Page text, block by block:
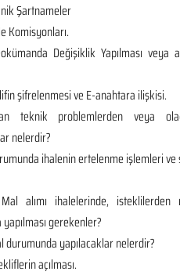
Şartnameler
Komisyonları.
Değişiklik Yapılması veya
şifrelenmesi ve E-anahtara ilişkisi.
teknik problemlerden veya
nelerdir?
ihalenin ertelenme işlemleri
alımı ihalelerinde, isteklilerden
gerekenler?
durumunda yapılacaklar nelerdir?
açılması.